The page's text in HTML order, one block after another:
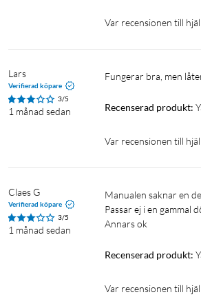
Var recensionen till
Lars
Verifierad köpare
3/5
1 månad sedan
Fungerar bra, men
Recenserad produkt:
Var recensionen till
Claes G
Verifierad köpare
3/5
1 månad sedan
Manualen saknar en del mått
Passar ej i en gammal
Recenserad produkt:
Var recensionen till